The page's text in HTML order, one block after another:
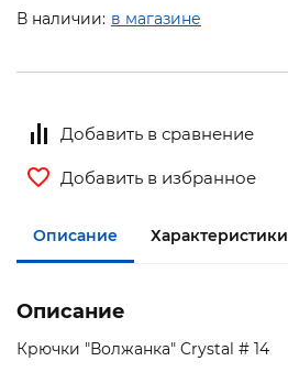
В наличии: в магазине
Добавить в сравнение
Добавить в избранное
Описание Характеристики
Описание
Крючки "Волжанка" Crystal # 14